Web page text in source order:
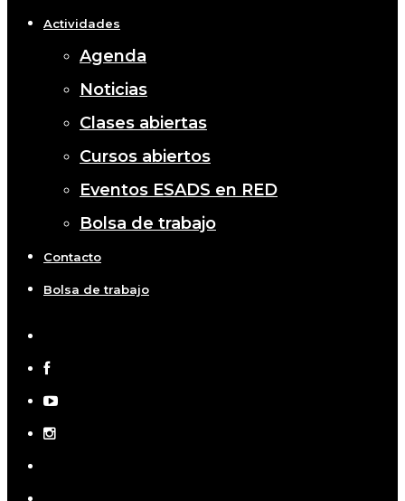
Actividades
Agenda
Noticias
Clases abiertas
Cursos abiertos
Eventos ESADS en RED
Bolsa de trabajo
Contacto
Bolsa de trabajo
twitter
facebook
youtube
instagram